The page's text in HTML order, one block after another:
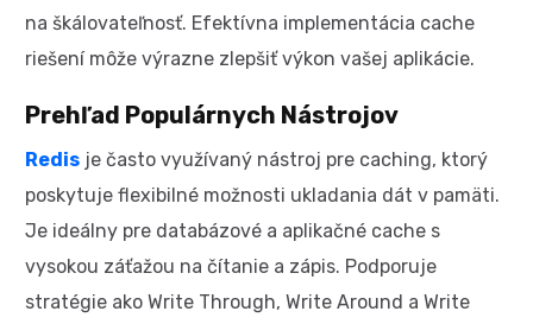
na škálovateľnosť. Efektívna implementácia cache
riešení môže výrazne zlepšiť výkon vašej aplikácie.
Prehľad Populárnych Nástrojov
Redis je často využívaný nástroj pre caching, ktorý
poskytuje flexibilné možnosti ukladania dát v pamäti.
Je ideálny pre databázové a aplikačné cache s
vysokou záťažou na čítanie a zápis. Podporuje
stratégie ako Write Through, Write Around a Write